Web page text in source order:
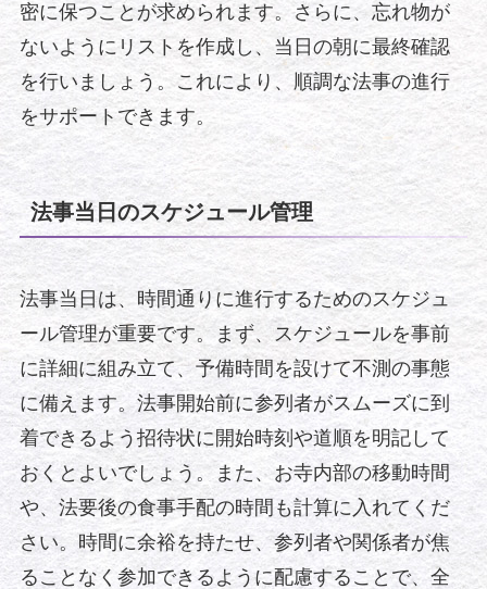
密に保つことが求められます。さらに、忘れ物が
ないようにリストを作成し、当日の朝に最終確認
を行いましょう。これにより、順調な法事の進行
をサポートできます。
法事当日のスケジュール管理
法事当日は、時間通りに進行するためのスケジュ
ール管理が重要です。まず、スケジュールを事前
に詳細に組み立て、予備時間を設けて不測の事態
に備えます。法事開始前に参列者がスムーズに到
着できるよう招待状に開始時刻や道順を明記して
おくとよいでしょう。また、お寺内部の移動時間
や、法要後の食事手配の時間も計算に入れてくだ
さい。時間に余裕を持たせ、参列者や関係者が焦
ることなく参加できるように配慮することで、全